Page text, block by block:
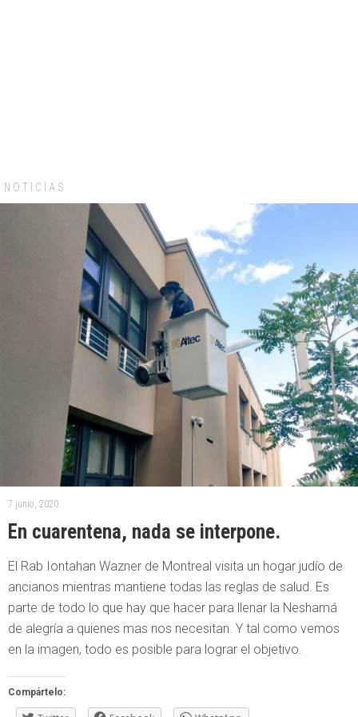
NOTICIAS
7 junio, 2020
En cuarentena, nada se interpone.
El Rab Iontahan Wazner de Montreal visita un hogar judío de
ancianos mientras mantiene todas las reglas de salud. Es
parte de todo lo que hay que hacer para llenar la Neshamá
de alegría a quienes mas nos necesitan. Y tal como vemos
en la imagen, todo es posible para lograr el objetivo.
Compártelo: